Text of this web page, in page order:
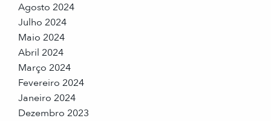
Agosto 2024
Julho 2024
Maio 2024
Abril 2024
Março 2024
Fevereiro 2024
Janeiro 2024
Dezembro 2023